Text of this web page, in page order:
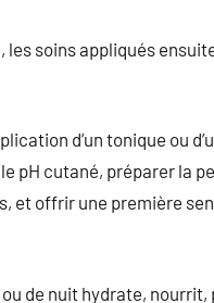
les soins appliqués
d’un tonique ou
pH cutané, préparer la
et offrir une première
de nuit hydrate, nourrit,